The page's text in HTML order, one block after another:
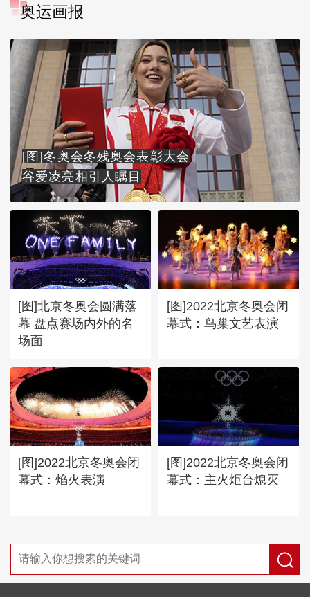
奥运画报
[图]冬奥会冬残奥会表彰大会
谷爱凌亮相引人瞩目
[图]北京冬奥会圆满落
幕 盘点赛场内外的名
场面
[图]2022北京冬奥会闭
幕式：鸟巢文艺表演
[图]2022北京冬奥会闭
幕式：焰火表演
[图]2022北京冬奥会闭
幕式：主火炬台熄灭